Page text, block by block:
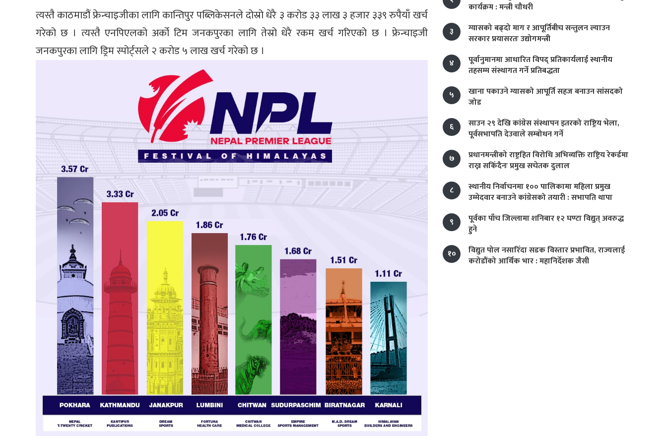
त्यस्तै काठमाडौं फ्रेन्चाइजीका लागि कान्तिपुर पब्लिकेसनले दोस्रो धेरै ३ करोड ३३ लाख ३ हजार ३३९ रुपैयाँ खर्च
गरेको छ । त्यस्तै एनपिएलको अर्को टिम जनकपुरका लागि तेस्रो धेरै रकम खर्च गरिएको छ । फ्रेन्चाइजी
जनकपुरका लागि ड्रिम स्पोर्ट्सले २ करोड ५ लाख खर्च गरेको छ ।
कार्यक्रम : मन्त्री चौधरी
३
ग्यासको बढ्दो माग र आपूर्तिबीच सन्तुलन ल्याउन
सरकार प्रयासरतः उद्योगमन्त्री
४
पूर्वानुमानमा आधारित विपद् प्रतिकार्यलाई स्थानीय
तहसम्म संस्थागत गर्ने प्रतिबद्धता
५
खाना पकाउने ग्यासको आपूर्ति सहज बनाउन सांसदको
जोड
६
साउन २९ देखि कांग्रेस संस्थापन इतरको राष्ट्रिय भेला,
पूर्वसभापति देउवाले सम्बोधन गर्ने
७
प्रधानमन्त्रीको राष्ट्रहित विरोधि अभिव्यक्ति राष्ट्रिय रेकर्डमा
राख्न सकिँदैनः प्रमुख सचेतक दुलाल
८
स्थानीय निर्वाचनमा १०० पालिकामा महिला प्रमुख
उम्मेदवार बनाउने कांग्रेसको तयारी : सभापति थापा
९
पूर्वका पाँच जिल्लामा शनिबार १२ घण्टा विद्युत् अवरुद्ध
हुने
१०
विद्युत पोल नसारिँदा सडक विस्तार प्रभावित, राज्यलाई
करोडौंको आर्थिक भार : महानिर्देशक जैसी